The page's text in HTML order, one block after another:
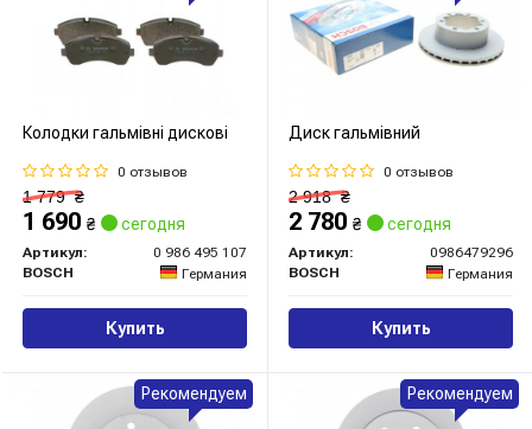
Колодки гальмівні дискові
0 отзывов
1 779₴
1 690 ₴ сегодня
Артикул:
0 986 495 107
BOSCH
Германия
Купить
Диск гальмівний
0 отзывов
2 918₴
2 780 ₴ сегодня
Артикул:
0986479296
BOSCH
Германия
Купить
Рекомендуем Рекомендуем